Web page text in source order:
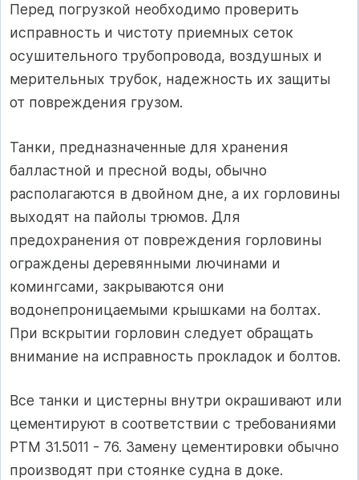
Перед погрузкой необходимо проверить
исправность и чистоту приемных сеток
осушительного трубопровода, воздушных и
мерительных трубок, надежность их защиты
от повреждения грузом.
Танки, предназначенные для хранения
балластной и пресной воды, обычно
располагаются в двойном дне, а их горловины
выходят на пайолы трюмов. Для
предохранения от повреждения горловины
ограждены деревянными лючинами и
комингсами, закрываются они
водонепроницаемыми крышками на болтах.
При вскрытии горловин следует обращать
внимание на исправность прокладок и болтов.
Все танки и цистерны внутри окрашивают или
цементируют в соответствии с требованиями
РТМ 31.5011 - 76. Замену цементировки обычно
производят при стоянке судна в доке.